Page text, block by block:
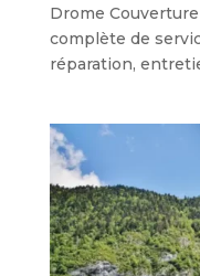
Drome
complète de
réparation,